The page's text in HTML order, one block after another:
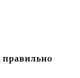
правильно